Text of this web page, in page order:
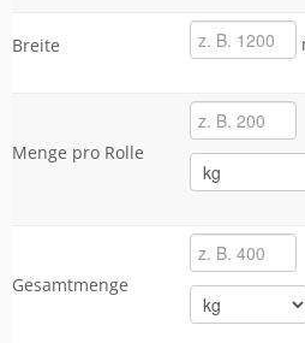
Breite
Menge pro Rolle
Gesamtmenge